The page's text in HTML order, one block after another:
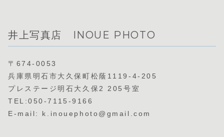
井上写真店 INOUE PHOTO
〒674-0053
兵庫県明石市大久保町松蔭1119-4-205
プレステージ明石大久保2 205号室
TEL:050-7115-9166
E-mail: k.inouephoto@gmail.com